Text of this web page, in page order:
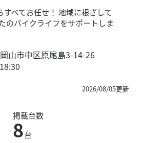
すべてお任せ！ 地域に根ざして
のバイクライフをサポートしま
山市中区原尾島3-14-26
2026/08/05更新
掲載台数
8台